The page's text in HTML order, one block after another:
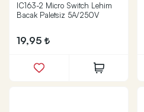
IC163-2 Micro Switch Lehim
Bacak Paletsiz 5A/250V
19,95